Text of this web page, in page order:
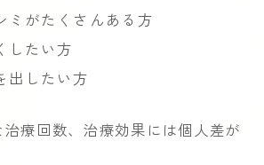
ミがたくさんある方
したい方
出したい方
療回数、治療効果には個人差が